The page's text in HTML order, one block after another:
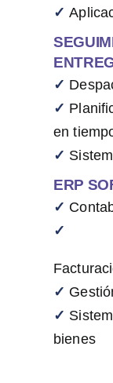
✓
✓
✓
en
✓
ERP
✓
✓
✓
✓
bienes